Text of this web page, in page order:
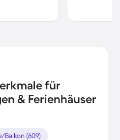
für
& Ferienhäuser
Balkon (609)